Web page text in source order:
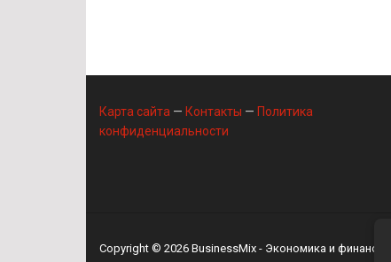
Карта сайта — Контакты — Политика
конфиденциальности
Copyright © 2026 BusinessMix - Экономика и финансы